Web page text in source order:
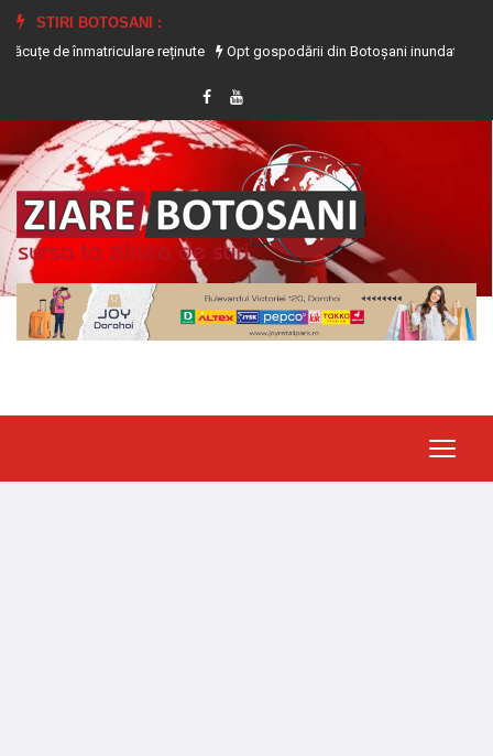
STIRI BOTOSANI :
reținute
Opt gospodării din Botoșani inundate în urma